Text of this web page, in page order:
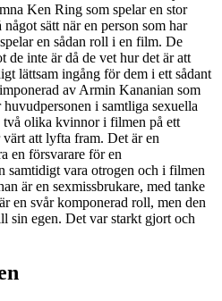
Ken Ring som spelar en stor
sätt när en person som har
en sådan roll i en film. De
de inte är då de vet hur det är att
lättsam ingång för dem i ett sådant
av Armin Kananian som
i samtliga sexuella
två olika kvinnor i filmen på ett
att lyfta fram. Det är en
en försvarare för en
samtidigt vara otrogen och i filmen
är en sexmissbrukare, med tanke
en svår komponerad roll, men den
sin egen. Det var starkt gjort och